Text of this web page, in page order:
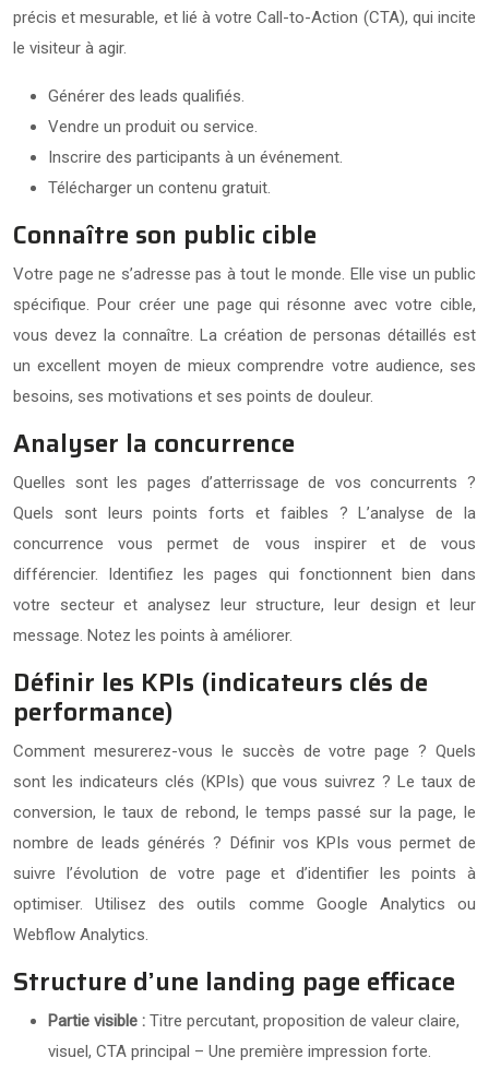
précis et mesurable, et lié à votre Call-to-Action (CTA), qui incite
le visiteur à agir.
Générer des leads qualifiés.
Vendre un produit ou service.
Inscrire des participants à un événement.
Télécharger un contenu gratuit.
Connaître son public cible
Votre page ne s’adresse pas à tout le monde. Elle vise un public
spécifique. Pour créer une page qui résonne avec votre cible,
vous devez la connaître. La création de personas détaillés est
un excellent moyen de mieux comprendre votre audience, ses
besoins, ses motivations et ses points de douleur.
Analyser la concurrence
Quelles sont les pages d’atterrissage de vos concurrents ?
Quels sont leurs points forts et faibles ? L’analyse de la
concurrence vous permet de vous inspirer et de vous
différencier. Identifiez les pages qui fonctionnent bien dans
votre secteur et analysez leur structure, leur design et leur
message. Notez les points à améliorer.
Définir les KPIs (indicateurs clés de
performance)
Comment mesurerez-vous le succès de votre page ? Quels
sont les indicateurs clés (KPIs) que vous suivrez ? Le taux de
conversion, le taux de rebond, le temps passé sur la page, le
nombre de leads générés ? Définir vos KPIs vous permet de
suivre l’évolution de votre page et d’identifier les points à
optimiser. Utilisez des outils comme Google Analytics ou
Webflow Analytics.
Structure d’une landing page efficace
Partie visible : Titre percutant, proposition de valeur claire,
visuel, CTA principal – Une première impression forte.